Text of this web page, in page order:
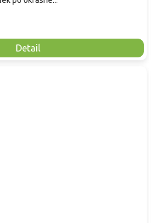
Detail